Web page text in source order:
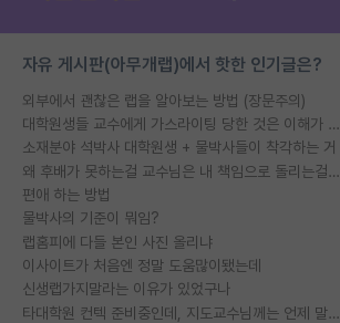
자유 게시판(아무개랩)에서 핫한 인기글은?
외부에서 괜찮은 랩을 알아보는 방법 (장문주의)
대학원생들 교수에게 가스라이팅 당한 것은 이해가 갑니다. 안타깝네요.
소재분야 석박사 대학원생 + 물박사들이 착각하는 거
왜 후배가 못하는걸 교수님은 내 책임으로 돌리는걸까요?
편애 하는 방법
물박사의 기준이 뭐임?
랩홈피에 다들 본인 사진 올리냐
이사이트가 처음엔 정말 도움많이됐는데
신생랩가지말라는 이유가 있었구나
타대학원 컨텍 준비중인데, 지도교수님께는 언제 말씀드려야 할까요?